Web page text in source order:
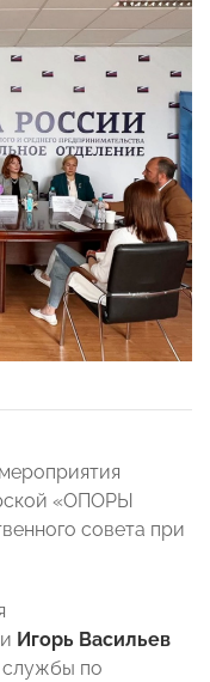
«ОПОРЫ
совета при
Игорь Васильев
службы по